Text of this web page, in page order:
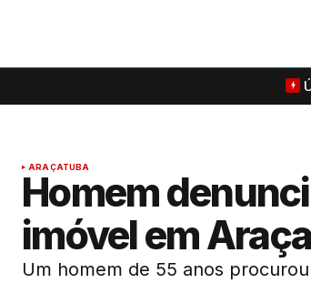
ARAÇATUBA
Homem
imóvel em
Um homem de 55 anos